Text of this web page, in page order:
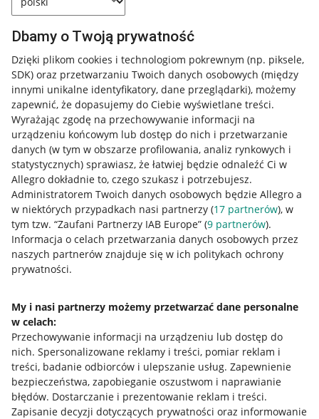
Dbamy o Twoją prywatność
Dzięki plikom cookies i technologiom pokrewnym (np. piksele,
SDK) oraz przetwarzaniu Twoich danych osobowych (między
innymi unikalne identyfikatory, dane przeglądarki), możemy
zapewnić, że dopasujemy do Ciebie wyświetlane treści.
Wyrażając zgodę na przechowywanie informacji na
urządzeniu końcowym lub dostęp do nich i przetwarzanie
danych (w tym w obszarze profilowania, analiz rynkowych i
statystycznych) sprawiasz, że łatwiej będzie odnaleźć Ci w
Allegro dokładnie to, czego szukasz i potrzebujesz.
Administratorem Twoich danych osobowych będzie Allegro a
w niektórych przypadkach nasi partnerzy (17 partnerów), w
tym tzw. “Zaufani Partnerzy IAB Europe” (9 partnerów).
Informacja o celach przetwarzania danych osobowych przez
naszych partnerów znajduje się w ich politykach ochrony
prywatności.
My i nasi partnerzy możemy przetwarzać dane personalne
w celach:
Przechowywanie informacji na urządzeniu lub dostęp do
nich. Spersonalizowane reklamy i treści, pomiar reklam i
treści, badanie odbiorców i ulepszanie usług. Zapewnienie
bezpieczeństwa, zapobieganie oszustwom i naprawianie
błędów. Dostarczanie i prezentowanie reklam i treści.
Zapisanie decyzji dotyczących prywatności oraz informowanie
Przydatne informacje
Jak to działa
Allegro Gadane dla sprzedających
Allegro Gadane dla kupujących
Mapa miejscowości
Informacje prawne